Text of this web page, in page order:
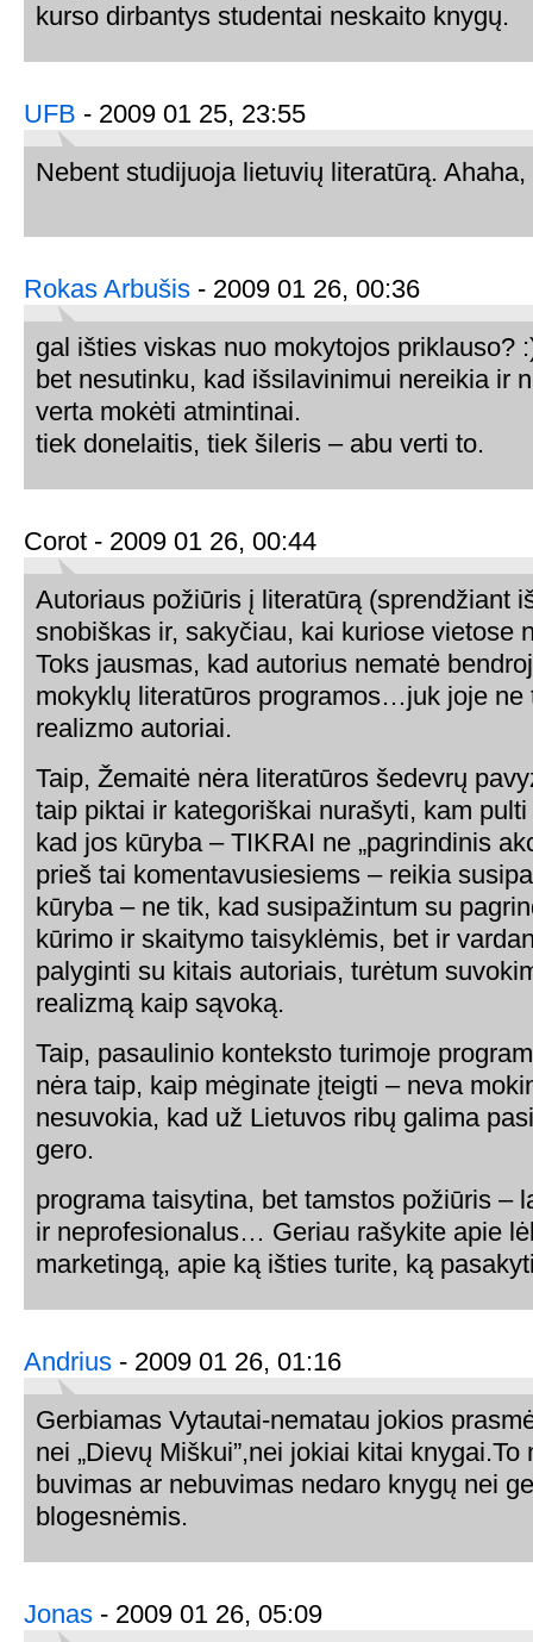
kurso dirbantys studentai neskaito knygų.
UFB - 2009 01 25, 23:55
Nebent studijuoja lietuvių literatūrą.
Rokas Arbušis - 2009 01 26, 00:36
gal išties viskas nuo mokytojos priklauso?
bet nesutinku, kad išsilavinimui nereikia ir
verta mokėti atmintinai.
tiek donelaitis, tiek šileris – abu verti to.
Corot - 2009 01 26, 00:44
Autoriaus požiūris į literatūrą (sprendžiant
snobiškas ir, sakyčiau, kai kuriose vietose
Toks jausmas, kad autorius nematė
mokyklų literatūros programos…juk joje ne
realizmo autoriai.
Taip, Žemaitė nėra literatūros šedevrų
taip piktai ir kategoriškai nurašyti, kam
kad jos kūryba – TIKRAI ne „pagrindinis
prieš tai komentavusiesiems – reikia
kūryba – ne tik, kad susipažintum su
kūrimo ir skaitymo taisyklėmis, bet ir
palyginti su kitais autoriais, turėtum
realizmą kaip sąvoką.
Taip, pasaulinio konteksto turimoje
nėra taip, kaip mėginate įteigti – neva
nesuvokia, kad už Lietuvos ribų galima
gero.
programa taisytina, bet tamstos požiūris –
ir neprofesionalus… Geriau rašykite apie
marketingą, apie ką išties turite, ką
Andrius - 2009 01 26, 01:16
Gerbiamas Vytautai-nematau jokios
nei „Dievų Miškui”,nei jokiai kitai
buvimas ar nebuvimas nedaro knygų nei
blogesnėmis.
Jonas - 2009 01 26, 05:09